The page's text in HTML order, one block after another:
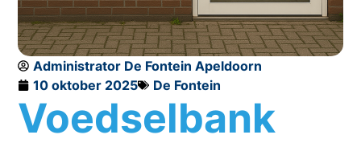
Administrator De Fontein Apeldoorn
10 oktober 2025
De Fontein
Voedselbank